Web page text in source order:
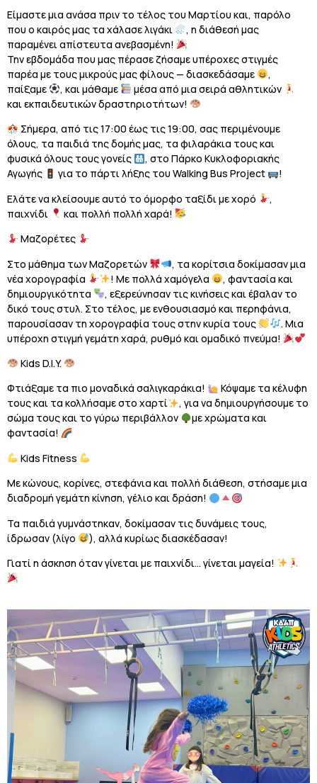
Είμαστε μια ανάσα πριν το τέλος του Μαρτίου και, παρόλο
που ο καιρός μας τα χάλασε λιγάκι
, η διάθεσή μας
παραμένει απίστευτα ανεβασμένη!
Την εβδομάδα που μας πέρασε ζήσαμε υπέροχες στιγμές
παρέα με τους μικρούς μας φίλους — διασκεδάσαμε
,
παίξαμε
, και μάθαμε
μέσα από μια σειρά αθλητικών
και εκπαιδευτικών δραστηριοτήτων!
Σήμερα, από τις 17:00 έως τις 19:00, σας περιμένουμε
όλους, τα παιδιά της δομής μας, τα φιλαράκια τους και
φυσικά όλους τους γονείς
, στο Πάρκο Κυκλοφοριακής
Αγωγής
για το πάρτι λήξης του Walking Bus Project
!
Ελάτε να κλείσουμε αυτό το όμορφο ταξίδι με χορό
,
παιχνίδι
και πολλή πολλή χαρά!
Μαζορέτες
Στο μάθημα των Μαζορετών
, τα κορίτσια δοκίμασαν μια
νέα χορογραφία
! Με πολλά χαμόγελα
, φαντασία και
δημιουργικότητα
, εξερεύνησαν τις κινήσεις και έβαλαν το
δικό τους στυλ. Στο τέλος, με ενθουσιασμό και περηφάνια,
παρουσίασαν τη χορογραφία τους στην κυρία τους
. Μια
υπέροχη στιγμή γεμάτη χαρά, ρυθμό και ομαδικό πνεύμα!
Kids D.I.Y.
Φτιάξαμε τα πιο μοναδικά σαλιγκαράκια!
Κόψαμε τα κέλυφη
τους και τα κολλήσαμε στο χαρτί
, για να δημιουργήσουμε το
σώμα τους και το γύρω περιβάλλον
με χρώματα και
φαντασία!
Kids Fitness
Με κώνους, κορίνες, στεφάνια και πολλή διάθεση, στήσαμε μια
διαδρομή γεμάτη κίνηση, γέλιο και δράση!
Τα παιδιά γυμνάστηκαν, δοκίμασαν τις δυνάμεις τους,
ίδρωσαν (λίγο
), αλλά κυρίως διασκέδασαν!
Γιατί η άσκηση όταν γίνεται με παιχνίδι… γίνεται μαγεία!